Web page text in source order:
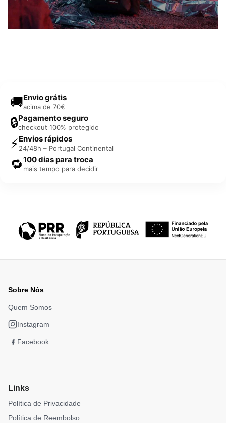
🚚Envio grátis
acima de 70€
🔒Pagamento seguro
checkout 100% protegido
⚡Envios rápidos
24/48h – Portugal Continental
🔁100 dias para troca
mais tempo para decidir
Sobre Nós
Quem Somos
Instagram
Facebook
Links
Política de Privacidade
Política de Reembolso